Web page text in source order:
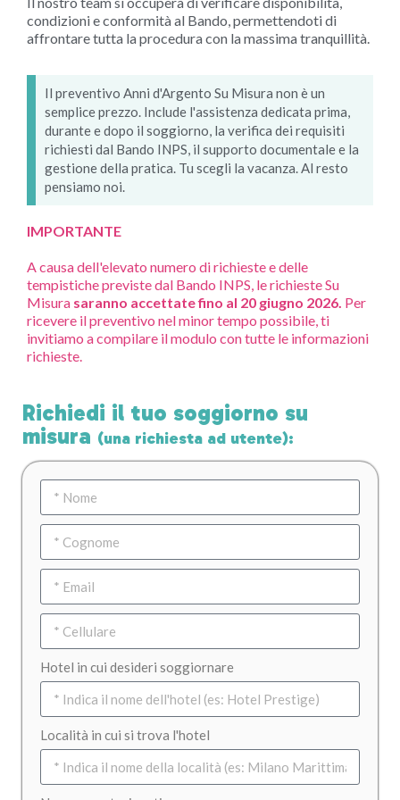
condizioni e conformità al Bando, permettendoti di
affrontare tutta la procedura con la massima tranquillità.
Il preventivo Anni d'Argento Su Misura non è un
semplice prezzo. Include l'assistenza dedicata prima,
durante e dopo il soggiorno, la verifica dei requisiti
richiesti dal Bando INPS, il supporto documentale e la
gestione della pratica. Tu scegli la vacanza. Al resto
pensiamo noi.
IMPORTANTE
A causa dell'elevato numero di richieste e delle
tempistiche previste dal Bando INPS, le richieste Su
Misura saranno accettate fino al 20 giugno 2026. Per
ricevere il preventivo nel minor tempo possibile, ti
invitiamo a compilare il modulo con tutte le informazioni
richieste.
Richiedi il tuo soggiorno su
misura (una richiesta ad utente):
Hotel in cui desideri soggiornare
Località in cui si trova l'hotel